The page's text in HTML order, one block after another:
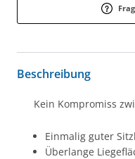
Beschreibung
Kein Kompromiss
Einmalig guter
Überlange